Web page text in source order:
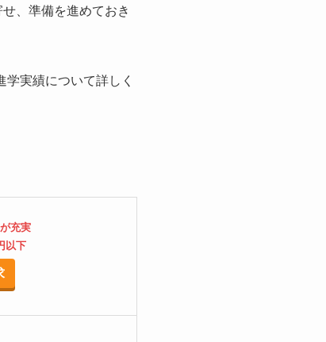
、準備を進めておき
実績について詳しく
充実
以下